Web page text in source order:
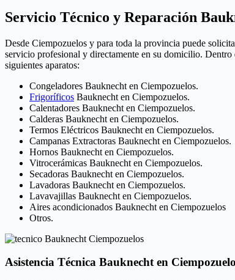
Servicio Técnico y Reparación
Desde Ciempozuelos y para toda la provincia puede
servicio profesional y directamente en su domicilio.
siguientes aparatos:
Congeladores Bauknecht en Ciempozuelos.
Frigoríficos Bauknecht en Ciempozuelos.
Calentadores Bauknecht en Ciempozuelos.
Calderas Bauknecht en Ciempozuelos.
Termos Eléctricos Bauknecht en Ciempozuelos.
Campanas Extractoras Bauknecht en Ciempozuelos.
Hornos Bauknecht en Ciempozuelos.
Vitrocerámicas Bauknecht en Ciempozuelos.
Secadoras Bauknecht en Ciempozuelos.
Lavadoras Bauknecht en Ciempozuelos.
Lavavajillas Bauknecht en Ciempozuelos.
Aires acondicionados Bauknecht en Ciempozuelos
Otros.
Asistencia Técnica Bauknecht en